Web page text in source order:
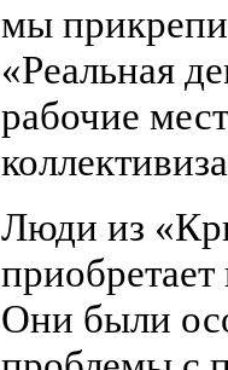
мы
«Реальная
рабочие
Люди из
Они были